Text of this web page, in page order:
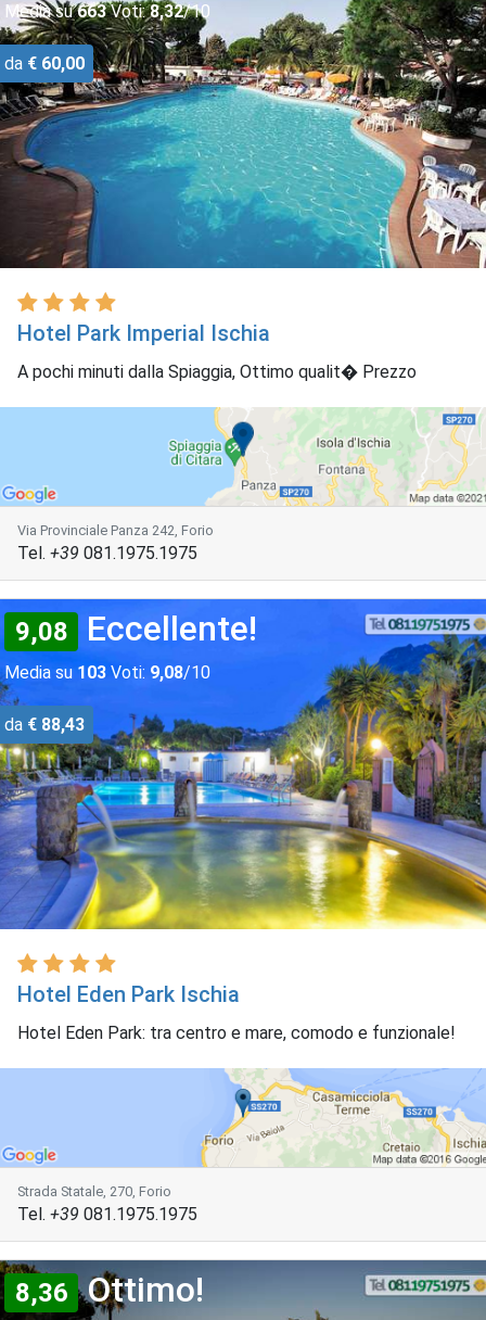
Media su663Voti: 8,32/10
da € 60,00
Hotel Park Imperial Ischia
A pochi minuti dalla Spiaggia, Ottimo qualit� Prezzo
Via Provinciale Panza 242, Forio
Tel. +39 081.1975.1975
9,08 Eccellente!
Media su 103 Voti: 9,08/10
da € 88,43
Hotel Eden Park Ischia
Hotel Eden Park: tra centro e mare, comodo e funzionale!
Strada Statale, 270, Forio
Tel. +39 081.1975.1975
8,36 Ottimo!